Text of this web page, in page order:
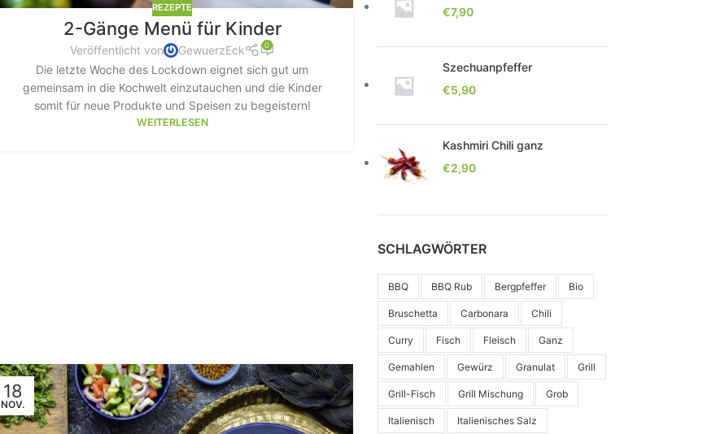
REZEPTE
2-Gänge Menü für Kinder
Veröffentlicht von GewuerzEck 0
Die letzte Woche des Lockdown eignet sich gut um
gemeinsam in die Kochwelt einzutauchen und die Kinder
somit für neue Produkte und Speisen zu begeistern!
WEITERLESEN
18
NOV.
€7,90
Szechuanpfeffer
€5,90
Kashmiri Chili ganz
€2,90
SCHLAGWÖRTER
BBQ BBQ Rub Bergpfeffer Bio
Bruschetta Carbonara Chili
Curry Fisch Fleisch Ganz
Gemahlen Gewürz Granulat Grill
Grill-Fisch Grill Mischung Grob
Italienisch Italienisches Salz